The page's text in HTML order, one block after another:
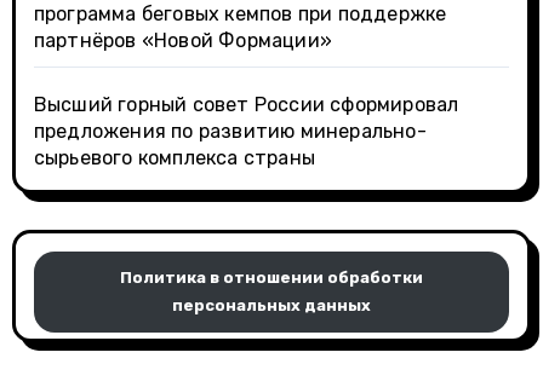
программа беговых кемпов при поддержке
партнёров «Новой Формации»
Высший горный совет России сформировал
предложения по развитию минерально-
сырьевого комплекса страны
Политика в отношении обработки
персональных данных